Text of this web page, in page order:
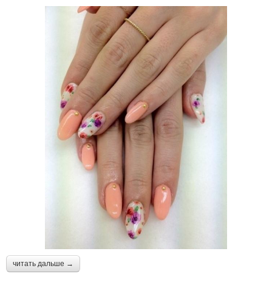
читать дальше →